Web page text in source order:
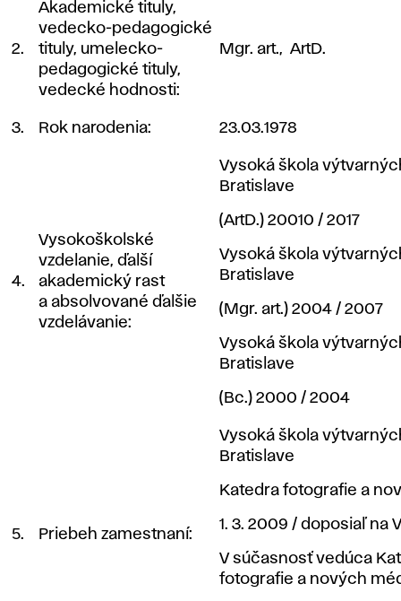
2.
Akademické tituly,
vedecko-pedagogické
tituly, umelecko-
pedagogické tituly,
vedecké hodnosti:
Mgr. art., ArtD.
3. Rok narodenia: 23.03.1978
4.
Vysokoškolské
vzdelanie, ďalší
akademický rast
a absolvované ďalšie
vzdelávanie:
Vysoká škola
Bratislave
(ArtD.) 20010 / 2017
Vysoká škola
Bratislave
(Mgr. art.) 2004 / 2007
Vysoká škola
Bratislave
(Bc.) 2000 / 2004
5. Priebeh zamestnaní:
Vysoká škola
Bratislave
Katedra fotografie a
1. 3. 2009 / doposiaľ na
V súčasnosť vedúca
fotografie a nových